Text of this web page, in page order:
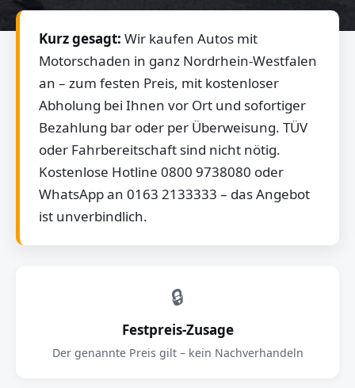
Kurz gesagt: Wir kaufen Autos mit
Motorschaden in ganz Nordrhein-Westfalen
an – zum festen Preis, mit kostenloser
Abholung bei Ihnen vor Ort und sofortiger
Bezahlung bar oder per Überweisung. TÜV
oder Fahrbereitschaft sind nicht nötig.
Kostenlose Hotline 0800 9738080 oder
WhatsApp an 0163 2133333 – das Angebot
ist unverbindlich.
🔒
Festpreis-Zusage
Der genannte Preis gilt – kein Nachverhandeln